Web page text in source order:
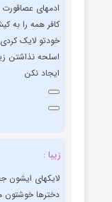
ادمهای عصاقورت
خودتو لایک
اسلحه نذاشتن
ایجاد نکن
زیبا :
لایکهای ایشون
دخترها خوشتون